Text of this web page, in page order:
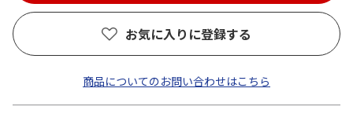
お気に入りに登録する
商品についてのお問い合わせはこちら